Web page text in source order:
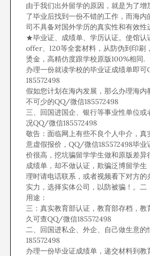
由于我们出外留学的原因，就是为了增
了毕业后找到一份不错的工作，而海内
司不具备对国外学历的真实性和有效性
★毕业证、成绩单、学历认证。使馆认
offer、I20等全套材料，从防伪到印刷
烫金，高精仿度跟学校原版100%相同.
办理一份就读学校的毕业证成绩单即
185572498
假如您计划在海内发展，那么办理海内
不可少的QQ/微信185572498
三、回国进国企、银行等事业性单位或
况QQ/微信185572498
敬告：面临网上有些不良个人中介，真
意虚假报价，QQ/微信185572498毕业
价很高，挖坑骗留学学生做和原版差异
成绩单，却不做认证，欺骗泛博留学生
理时请电话联系，或者视频看下对方的
实力，选择实体公司，以防被骗！。二
用途：
三：真实教育部认证，教育部存档，教
久可查QQ/微信185572498
二、回国进私企、外企、自己做生意
185572498
办理一份毕业证成绩单，递交材料到教